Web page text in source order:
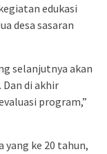
edukasi
desa sasaran
selanjutnya akan
di akhir
program,”
yang ke 20 tahun,